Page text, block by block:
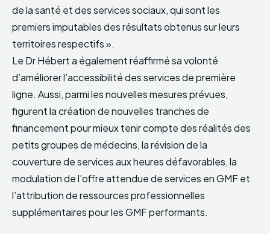
de la santé et des services sociaux, qui sont les
premiers imputables des résultats obtenus sur leurs
territoires respectifs ».
Le Dr Hébert a également réaffirmé sa volonté
d’améliorer l’accessibilité des services de première
ligne. Aussi, parmi les nouvelles mesures prévues,
figurent la création de nouvelles tranches de
financement pour mieux tenir compte des réalités des
petits groupes de médecins, la révision de la
couverture de services aux heures défavorables, la
modulation de l’offre attendue de services en GMF et
l’attribution de ressources professionnelles
supplémentaires pour les GMF performants.